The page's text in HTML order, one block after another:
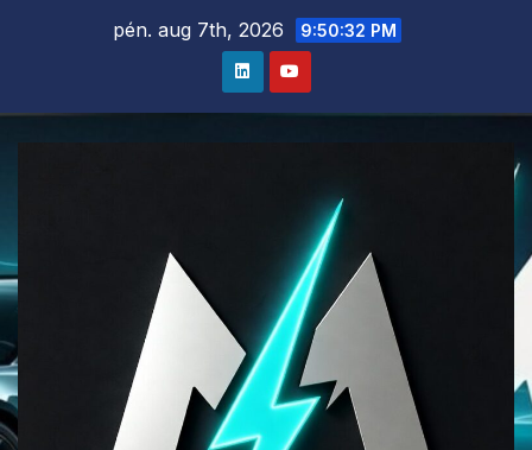
pén. aug 7th, 2026 9:50:34 PM